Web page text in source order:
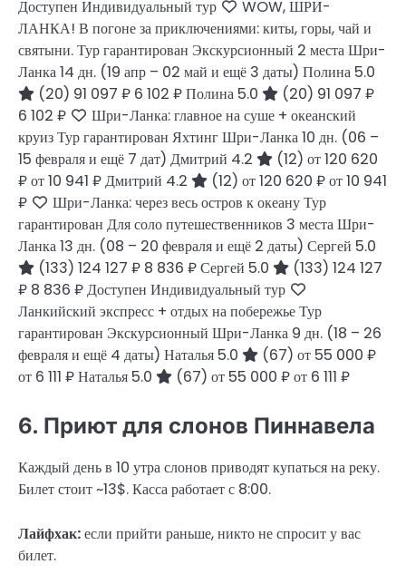
Доступен Индивидуальный тур
WOW, ШРИ-
ЛАНКА! В погоне за приключениями: киты, горы, чай и
святыни. Тур гарантирован Экскурсионный 2 места Шри-
Ланка14 дн. (19 апр – 02 май и ещё 3 даты) Полина 5.0
(20) 91 097 ₽ 6 102 ₽Полина 5.0 (20) 91 097 ₽
6 102 ₽
Шри-Ланка: главное на суше + океанский
круиз Тур гарантирован Яхтинг Шри-Ланка10 дн. (06 –
15 февраля и ещё 7 дат) Дмитрий 4.2 (12) от 120 620
₽от 10 941 ₽Дмитрий 4.2 (12) от 120 620 ₽от 10 941
₽
Шри-Ланка: через весь остров к океану Тур
гарантирован Для соло путешественников 3 места Шри-
Ланка13 дн. (08 – 20 февраля и ещё 2 даты) Сергей 5.0
(133) 124 127 ₽ 8 836 ₽Сергей 5.0 (133) 124 127
₽ 8 836 ₽Доступен Индивидуальный тур
Ланкийский экспресс + отдых на побережье Тур
гарантирован Экскурсионный Шри-Ланка 9 дн. (18 – 26
февраля и ещё 4 даты) Наталья 5.0 (67) от 55 000 ₽
от 6 111 ₽Наталья 5.0 (67) от 55 000 ₽от 6 111 ₽
6. Приют для слонов Пиннавела
Каждый день в 10 утра слонов приводят купаться на реку.
Билет стоит ~13$. Касса работает с 8:00.
Лайфхак:если прийти раньше, никто не спросит у вас
билет.